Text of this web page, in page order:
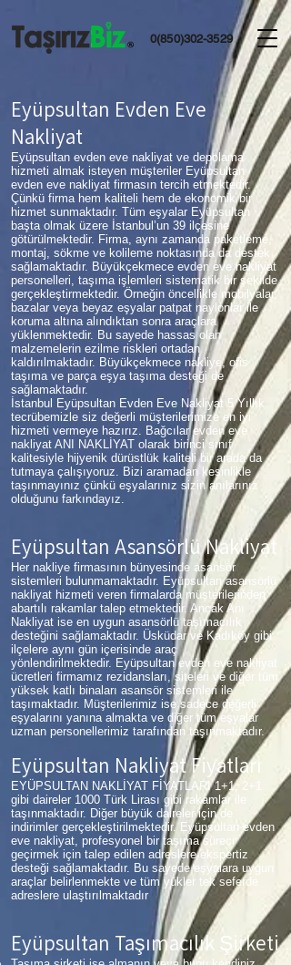
0(850)302-3529
Eyüpsultan Evden Eve
Nakliyat
Eyüpsultan evden eve nakliyat ve depolama
hizmeti almak isteyen müşteriler Eyüpsultan
evden eve nakliyat firmasın tercih etmektedir.
Çünkü firma hem kaliteli hem de ekonomik bir
hizmet sunmaktadır. Tüm eşyalar Eyüpsultan
başta olmak üzere İstanbul’un 39 ilçesine
götürülmektedir. Firma, aynı zamanda paketleme,
montaj, sökme ve kolileme noktasında da destek
sağlamaktadır. Büyükçekmece evden eve nakliyat
personelleri, taşıma işlemleri sistematik bir şekilde
gerçekleştirmektedir. Örneğin öncellikle mobilyalar,
bazalar veya beyaz eşyalar patpat naylonlar ile
koruma altına alındıktan sonra araçlara
yüklenmektedir. Bu sayede hassas olan
malzemelerin ezilme riskleri ortadan
kaldırılmaktadır. Büyükçekmece nakliye, ofis
taşıma ve parça eşya taşıma desteği de
sağlamaktadır.
İstanbul Eyüpsultan Evden Eve Nakliyat 5 Yıllık
tecrübemizle siz değerli müşterilerimize en iyi
hizmeti vermeye hazırız. Bağcılar evden eve
nakliyat ANI NAKLİYAT olarak birinci sınıf
kalitesiyle hijyenik dürüstlük kaliteli bir arada da
tutmaya çalışıyoruz. Bizi aramadan kesinlikle
taşınmayınız çünkü eşyalarınız sizin anılarınız
olduğunu farkındayız.
Eyüpsultan Asansörlü Nakliyat
Her nakliye firmasının bünyesinde asansör
sistemleri bulunmamaktadır. Eyüpsultan asansörlü
nakliyat hizmeti veren firmalarda müşterilerinden
abartılı rakamlar talep etmektedir. Ancak Anı
Nakliyat ise en uygun asansörlü taşımacılık
desteğini sağlamaktadır. Üsküdar ve Kadıköy gibi
ilçelere aynı gün içerisinde araç
yönlendirilmektedir. Eyüpsultan evden eve nakliyat
ücretleri firmamız rezidansları, siteleri ve diğer tüm
yüksek katlı binaları asansör sistemleri ile
taşımaktadır. Müşterilerimiz ise sadece değerli
eşyalarını yanına almakta ve diğer tüm eşyalar
uzman personellerimiz tarafından taşınmaktadır.
Eyüpsultan Nakliyat Fiyatları
EYÜPSULTAN NAKLİYAT FİYATLARI 1+1, 2+1
gibi daireler 1000 Türk Lirası gibi rakamlar ile
taşınmaktadır. Diğer büyük daireler için de
indirimler gerçekleştirilmektedir. Eyüpsultan evden
eve nakliyat, profesyonel bir taşıma süreci
geçirmek için talep edilen adreslere ekspertiz
desteği sağlamaktadır. Bu sayede eşyalara uygun
araçlar belirlenmekte ve tüm yükler tek seferde
adreslere ulaştırılmaktadır
Eyüpsultan Taşımacılık Şirketi